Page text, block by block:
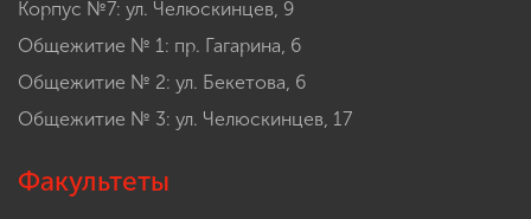
Корпус №7: ул. Челюскинцев, 9
Общежитие № 1: пр. Гагарина, 6
Общежитие № 2: ул. Бекетова, 6
Общежитие № 3: ул. Челюскинцев, 17
Факультеты